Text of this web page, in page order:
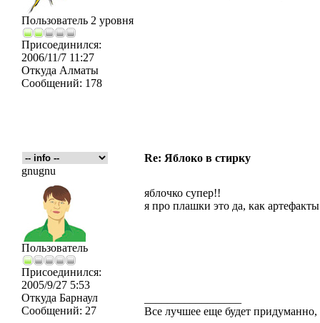
Пользователь 2 уровня
Присоединился:
2006/11/7 11:27
Откуда Алматы
Сообщений: 178
Re: Яблоко в стирку
gnugnu
Пользователь
Присоединился:
2005/9/27 5:53
Откуда Барнаул
Сообщений: 27
яблочко супер!!
я про плашки это да, как артефакты
Все лучшее еще будет